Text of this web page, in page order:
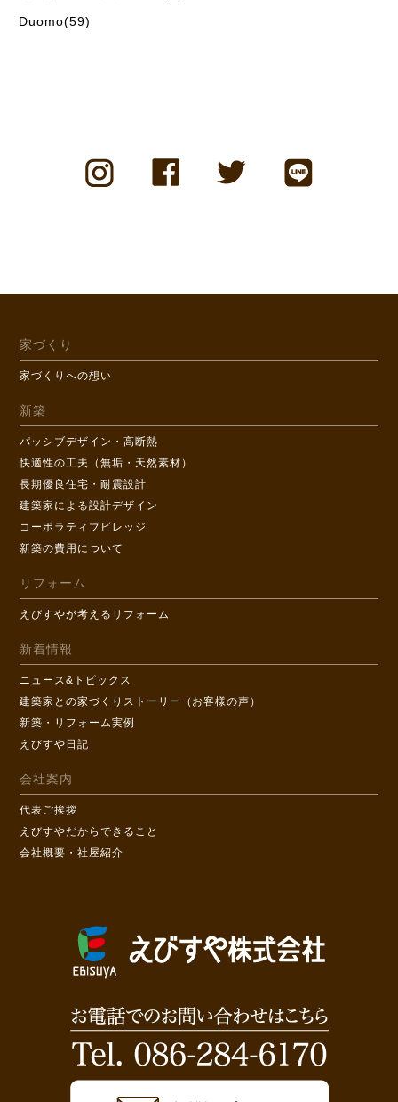
Duomo(59)
家づくり
家づくりへの想い
新築
パッシブデザイン・高断熱
快適性の工夫（無垢・天然素材）
長期優良住宅・耐震設計
建築家による設計デザイン
コーポラティブビレッジ
新築の費用について
リフォーム
えびすやが考えるリフォーム
新着情報
ニュース&トピックス
建築家との家づくりストーリー（お客様の声）
新築・リフォーム実例
えびすや日記
会社案内
代表ご挨拶
えびすやだからできること
会社概要・社屋紹介